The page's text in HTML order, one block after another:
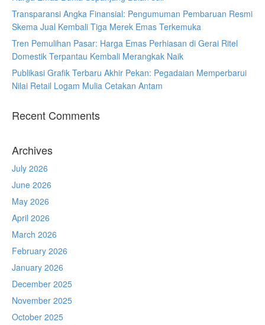
Transparansi Angka Finansial: Pengumuman Pembaruan Resmi
Skema Jual Kembali Tiga Merek Emas Terkemuka
Tren Pemulihan Pasar: Harga Emas Perhiasan di Gerai Ritel
Domestik Terpantau Kembali Merangkak Naik
Publikasi Grafik Terbaru Akhir Pekan: Pegadaian Memperbarui
Nilai Retail Logam Mulia Cetakan Antam
Recent Comments
Archives
July 2026
June 2026
May 2026
April 2026
March 2026
February 2026
January 2026
December 2025
November 2025
October 2025